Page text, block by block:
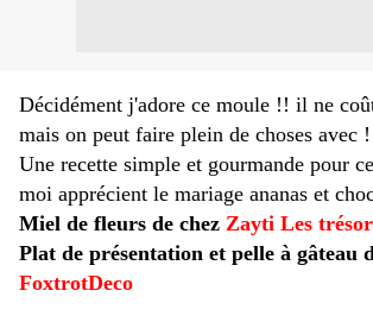
Décidément j'adore ce moule !! il ne
mais on peut faire plein de choses avec
Une recette simple et gourmande pour
moi apprécient le mariage ananas et
Miel de fleurs de chez Zayti Les
Plat de présentation et pelle à gâteau
FoxtrotDeco